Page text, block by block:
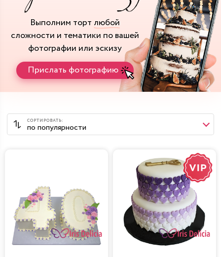
Выполним торт любой
сложности и тематики по вашей
фотографии или эскизу
Прислать фотографию